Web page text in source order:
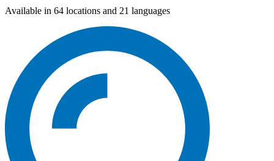
Available in 64 locations and 21 languages